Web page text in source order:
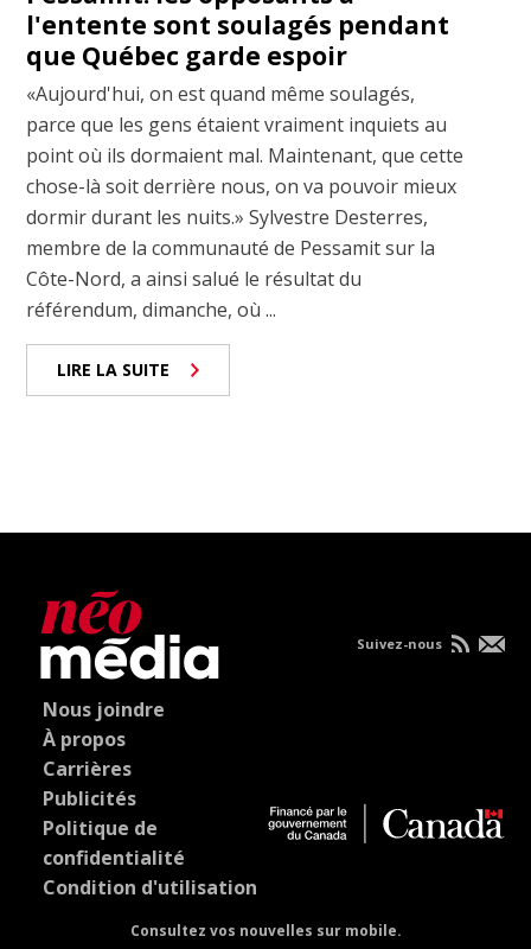
l'entente sont soulagés pendant
que Québec garde espoir
«Aujourd'hui, on est quand même soulagés,
parce que les gens étaient vraiment inquiets au
point où ils dormaient mal. Maintenant, que cette
chose-là soit derrière nous, on va pouvoir mieux
dormir durant les nuits.» Sylvestre Desterres,
membre de la communauté de Pessamit sur la
Côte-Nord, a ainsi salué le résultat du
référendum, dimanche, où ...
LIRE LA SUITE
Nous joindre
À propos
Carrières
Publicités
Politique de
confidentialité
Condition d'utilisation
Consultez vos nouvelles sur mobile.
Suivez-nous